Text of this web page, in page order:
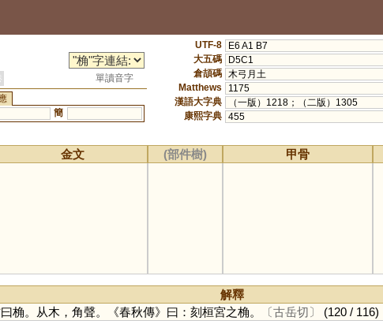
單讀音字
簡
UTF-8
E6 A1 B7
大五碼
D5C1
倉頡碼
木弓月土
Matthews
1175
漢語大字典
（一版）1218；（二版）1305
康熙字典 455
金文 (部件樹) 甲骨
解釋
桷。从木，角聲。《春秋傳》曰：刻桓宮之桷。 〔古岳切〕 (120 / 116)